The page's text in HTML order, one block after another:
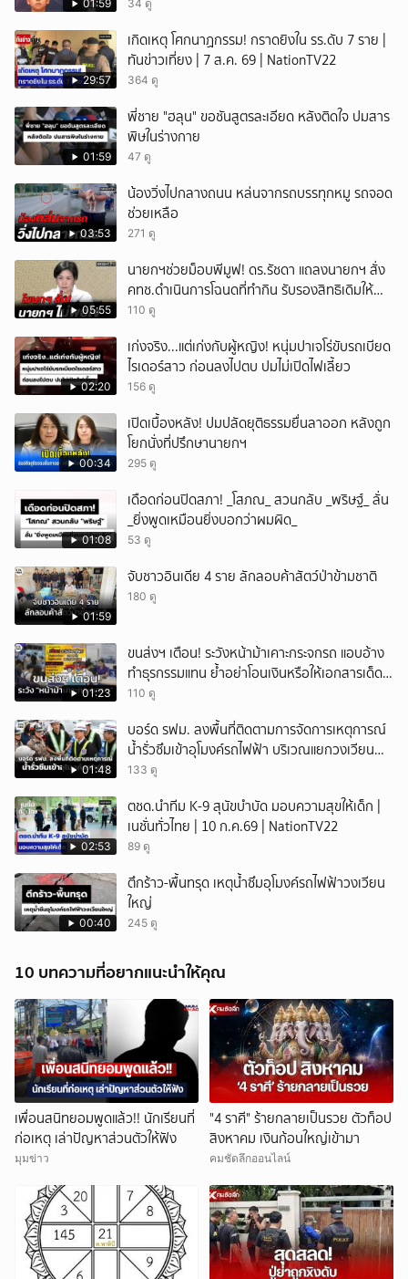
01:59 34 ดู
29:57
เกิดเหตุ โศกนาฏกรรม! กราดยิงใน รร.ดับ 7 ราย |
ทันข่าวเที่ยง | 7 ส.ค. 69 | NationTV22
364 ดู
01:59
พี่ชาย "ฮลุน" ขอชันสูตรละเอียด หลังติดใจ ปมสาร
พิษในร่างกาย
47 ดู
03:53
น้องวิ่งไปกลางถนน หล่นจากรถบรรทุกหมู รถจอด
ช่วยเหลือ
271 ดู
05:55
นายกฯช่วยม็อบพีมูฟ! ดร.รัชดา แถลงนายกฯ สั่ง
คทช.ดำเนินการโฉนดที่ทำกิน รับรองสิทธิเดิมให้
เสร็จใน1เดือน
110 ดู
02:20
เก่งจริง...แต่เก่งกับผู้หญิง! หนุ่มปาเจโร่ขับรถเบียด
ไรเดอร์สาว ก่อนลงไปตบ ปมไม่เปิดไฟเลี้ยว
156 ดู
00:34
เปิดเบื้องหลัง! ปมปลัดยุติธรรมยื่นลาออก หลังถูก
โยกนั่งที่ปรึกษานายกฯ
295 ดู
01:08
เดือดก่อนปิดสภา! _โสภณ_ สวนกลับ _พริษฐ์_ ลั่น
_ยิ่งพูดเหมือนยิ่งบอกว่าผมผิด_
53 ดู
01:59
จับชาวอินเดีย 4 ราย ลักลอบค้าสัตว์ป่าข้ามชาติ
180 ดู
01:23
ขนส่งฯ เตือน! ระวังหน้าม้าเคาะกระจกรถ แอบอ้าง
ทำธุรกรรมแทน ย้ำอย่าโอนเงินหรือให้เอกสารเด็ด
ขาด
110 ดู
01:48
บอร์ด รฟม. ลงพื้นที่ติดตามการจัดการเหตุการณ์
น้ำรั่วซึมเข้าอุโมงค์รถไฟฟ้า บริเวณแยกวงเวียน
ใหญ่
133 ดู
02:53
ตชด.นำทีม K-9 สุนัขบำบัด มอบความสุขให้เด็ก |
เนชั่นทั่วไทย | 10 ก.ค.69 | NationTV22
89 ดู
00:40
ตึกร้าว-พื้นทรุด เหตุน้ำซึมอุโมงค์รถไฟฟ้าวงเวียน
ใหญ่
245 ดู
10 บทความที่อยากแนะนำให้คุณ
เพื่อนสนิทยอมพูดแล้ว!! นักเรียนที่
ก่อเหตุ เล่าปัญหาส่วนตัวให้ฟัง
มุมข่าว
"4 ราศี" ร้ายกลายเป็นรวย ตัวท็อป
สิงหาคม เงินก้อนใหญ่เข้ามา
คมชัดลึกออนไลน์